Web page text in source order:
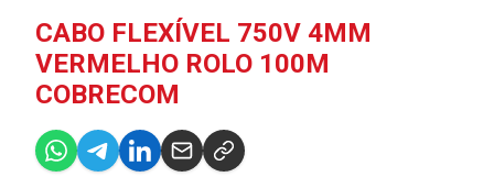
CABO FLEXÍVEL 750V 4MM
VERMELHO ROLO 100M
COBRECOM